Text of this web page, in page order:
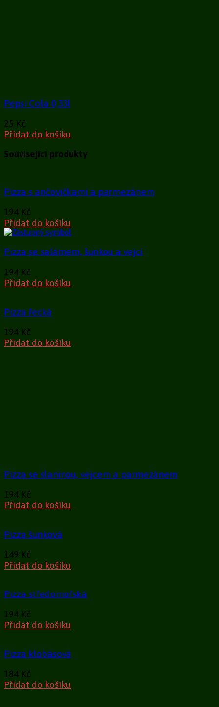
Pepsi Cola 0,33l
25 Kč
Přidat do košíku
Související produkty
Pizza s ančovičkami a parmezánem
194 Kč
Přidat do košíku
Pizza se salámem, šunkou a vejci
194 Kč
Přidat do košíku
Pizza řecká
194 Kč
Přidat do košíku
Pizza se slaninou, vejcem a parmezánem
194 Kč
Přidat do košíku
Pizza šunková
149 Kč
Přidat do košíku
Pizza středomořská
194 Kč
Přidat do košíku
Pizza klobásová
184 Kč
Přidat do košíku